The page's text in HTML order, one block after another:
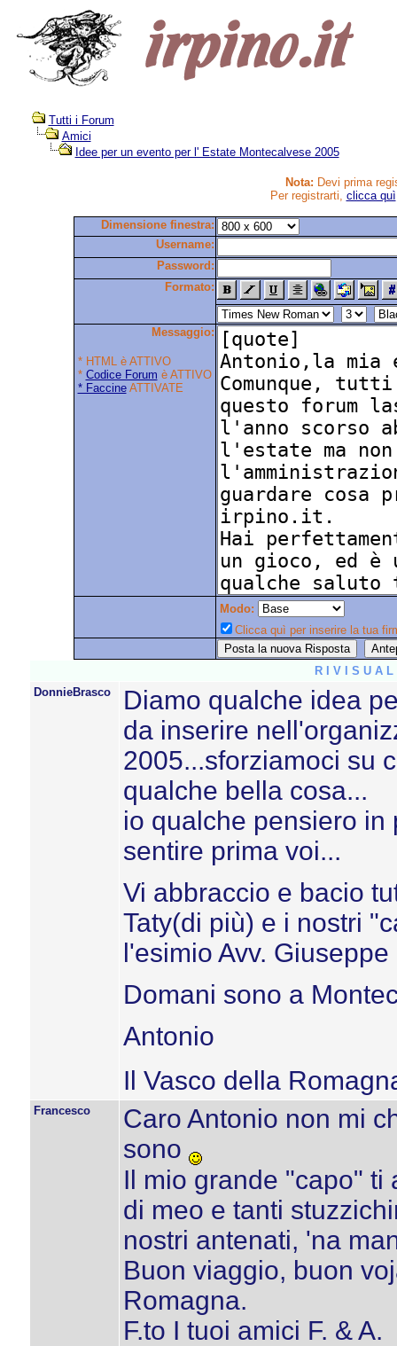
Tutti i Forum
Amici
Idee per un evento per l' Estate Montecalvese 2005
Nota: Devi prima
Per registrarti, clicca quì
Dimensione finestra:
Username:
Password:
Formato:
Messaggio:
* HTML è ATTIVO
* Codice Forum è ATTIVO
* FaccineATTIVATE
Modo:
Clicca quì per inserire la tua
R I V I S U A
DonnieBrasco
Diamo qualche idea
da inserire
2005...sforziamoci su
qualche bella cosa...
io qualche pensiero in
sentire prima voi...
Vi abbraccio e bacio
Taty(di più) e i nostri
l'esimio Avv.
Domani sono a
Antonio
Il Vasco della
Francesco
Caro Antonio non mi
sono
Il mio grande "capo" ti
di meo e tanti
nostri antenati, 'na
Buon viaggio, buon
Romagna.
F.to I tuoi amici F. & A.